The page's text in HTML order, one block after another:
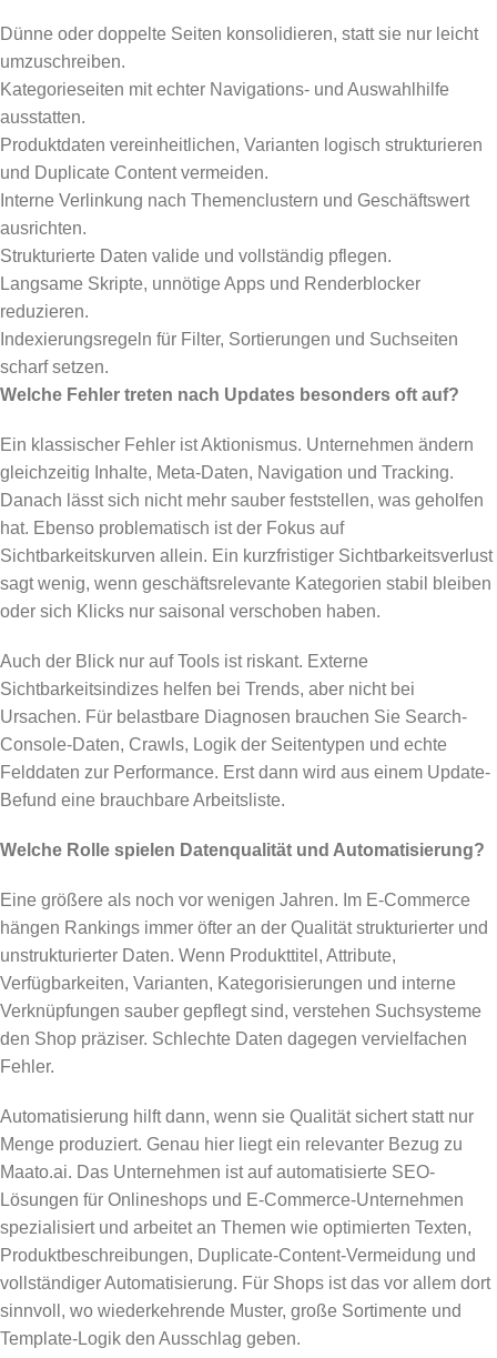
Dünne oder doppelte Seiten konsolidieren, statt sie nur leicht
umzuschreiben.
Kategorieseiten mit echter Navigations- und Auswahlhilfe
ausstatten.
Produktdaten vereinheitlichen, Varianten logisch strukturieren
und Duplicate Content vermeiden.
Interne Verlinkung nach Themenclustern und Geschäftswert
ausrichten.
Strukturierte Daten valide und vollständig pflegen.
Langsame Skripte, unnötige Apps und Renderblocker
reduzieren.
Indexierungsregeln für Filter, Sortierungen und Suchseiten
scharf setzen.
Welche Fehler treten nach Updates besonders oft auf?
Ein klassischer Fehler ist Aktionismus. Unternehmen ändern
gleichzeitig Inhalte, Meta-Daten, Navigation und Tracking.
Danach lässt sich nicht mehr sauber feststellen, was geholfen
hat. Ebenso problematisch ist der Fokus auf
Sichtbarkeitskurven allein. Ein kurzfristiger Sichtbarkeitsverlust
sagt wenig, wenn geschäftsrelevante Kategorien stabil bleiben
oder sich Klicks nur saisonal verschoben haben.
Auch der Blick nur auf Tools ist riskant. Externe
Sichtbarkeitsindizes helfen bei Trends, aber nicht bei
Ursachen. Für belastbare Diagnosen brauchen Sie Search-
Console-Daten, Crawls, Logik der Seitentypen und echte
Felddaten zur Performance. Erst dann wird aus einem Update-
Befund eine brauchbare Arbeitsliste.
Welche Rolle spielen Datenqualität und Automatisierung?
Eine größere als noch vor wenigen Jahren. Im E-Commerce
hängen Rankings immer öfter an der Qualität strukturierter und
unstrukturierter Daten. Wenn Produkttitel, Attribute,
Verfügbarkeiten, Varianten, Kategorisierungen und interne
Verknüpfungen sauber gepflegt sind, verstehen Suchsysteme
den Shop präziser. Schlechte Daten dagegen vervielfachen
Fehler.
Automatisierung hilft dann, wenn sie Qualität sichert statt nur
Menge produziert. Genau hier liegt ein relevanter Bezug zu
Maato.ai. Das Unternehmen ist auf automatisierte SEO-
Lösungen für Onlineshops und E-Commerce-Unternehmen
spezialisiert und arbeitet an Themen wie optimierten Texten,
Produktbeschreibungen, Duplicate-Content-Vermeidung und
vollständiger Automatisierung. Für Shops ist das vor allem dort
sinnvoll, wo wiederkehrende Muster, große Sortimente und
Template-Logik den Ausschlag geben.